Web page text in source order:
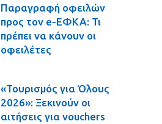
Παραγραφή οφειλών
προς τον e-ΕΦΚΑ: Τι
πρέπει να κάνουν οι
οφειλέτες
«Τουρισμός για Όλους
2026»: Ξεκινούν οι
αιτήσεις για vouchers